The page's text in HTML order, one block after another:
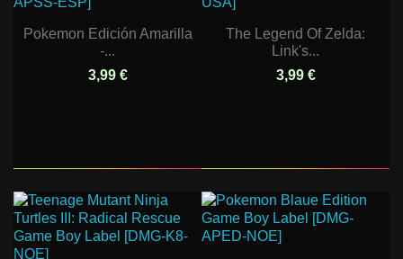
Pokemon Edición Amarilla
-...
3,99 €
The Legend Of Zelda:
Link's...
3,99 €